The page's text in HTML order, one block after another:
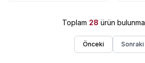
Toplam 28 ürün
Önceki Sonraki